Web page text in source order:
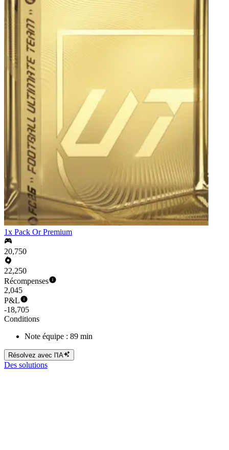
1x Pack Or Premium
20,750
22,250
Récompenses
2,045
P&L
-18,705
Conditions
Note équipe : 89 min
Résolvez avec l'IA
Des solutions